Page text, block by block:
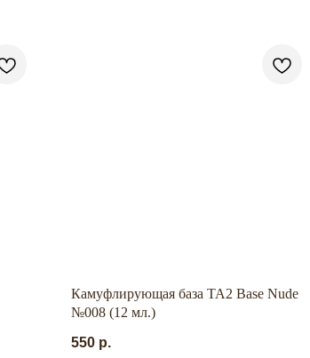
Камуфлирующая база TA2 Base Nude
№008 (12 мл.)
550 р.